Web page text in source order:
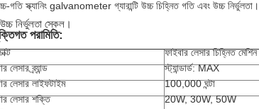
গতি স্ক্যানিং galvanometer গ্যারান্টি উচ্চ চিহ্নিত গতি এবং উচ্চ নির্ভুলতা।
উচ্চ নির্ভুলতা স্কেল।
পরামিতি:
ফাইবার লেসার চিহ্নিত মেশিন
লেসার ব্র্যান্ড
স্ট্যান্ডার্ড: MAX
লেসার লাইফটাইম
100,000 ঘন্টা
লেসার শক্তি
20W, 30W, 50W